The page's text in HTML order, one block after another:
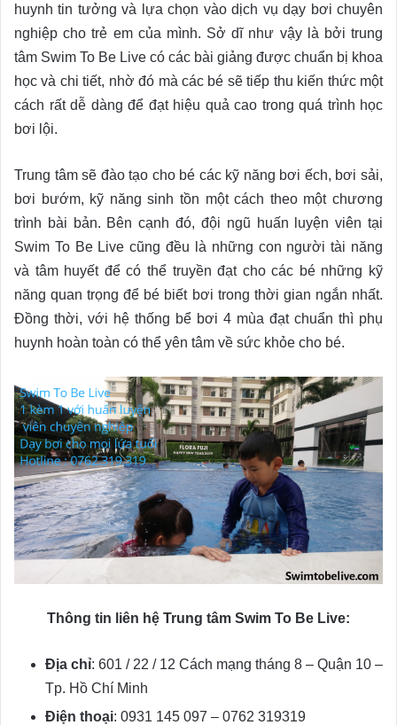
huynh tin tưởng và lựa chọn vào dịch vụ dạy bơi chuyên
nghiệp cho trẻ em của mình. Sở dĩ như vậy là bởi trung
tâm Swim To Be Live có các bài giảng được chuẩn bị khoa
học và chi tiết, nhờ đó mà các bé sẽ tiếp thu kiến thức một
cách rất dễ dàng để đạt hiệu quả cao trong quá trình học
bơi lội.
Trung tâm sẽ đào tạo cho bé các kỹ năng bơi ếch, bơi sải,
bơi bướm, kỹ năng sinh tồn một cách theo một chương
trình bài bản. Bên cạnh đó, đội ngũ huấn luyện viên tại
Swim To Be Live cũng đều là những con người tài năng
và tâm huyết để có thể truyền đạt cho các bé những kỹ
năng quan trọng để bé biết bơi trong thời gian ngắn nhất.
Đồng thời, với hệ thống bể bơi 4 mùa đạt chuẩn thì phụ
huynh hoàn toàn có thể yên tâm về sức khỏe cho bé.
Thông tin liên hệ Trung tâm Swim To Be Live:
Địa chỉ: 601 / 22 / 12 Cách mạng tháng 8 – Quận 10 –
Tp. Hồ Chí Minh
Điện thoại: 0931 145 097 – 0762 319319